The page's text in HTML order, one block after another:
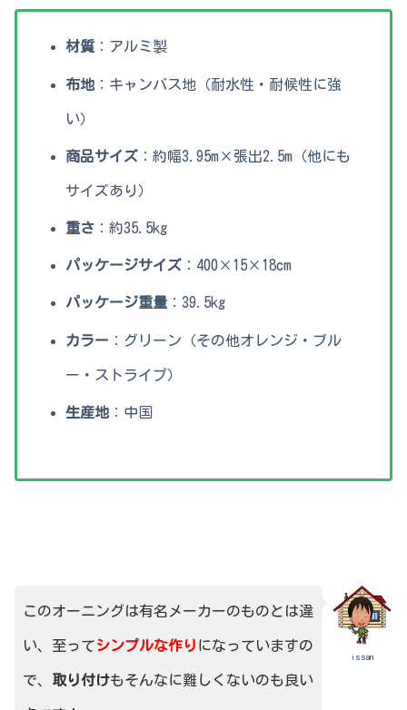
材質：アルミ製
布地 ：キャンバス地（耐水性・耐候性に強
い）
商品サイズ ：約幅3.95m×張出2.5m（他にも
サイズあり）
重さ ：約35.5kg
パッケージサイズ ：400×15×18cm
パッケージ重量：39.5kg
カラー ：グリーン（その他オレンジ・ブル
ー・ストライプ）
生産地 ：中国
issan
このオーニングは有名メーカーのものとは違
い、至ってシンプルな作り になっていますの
で、 取り付けもそんなに難しくないのも良い